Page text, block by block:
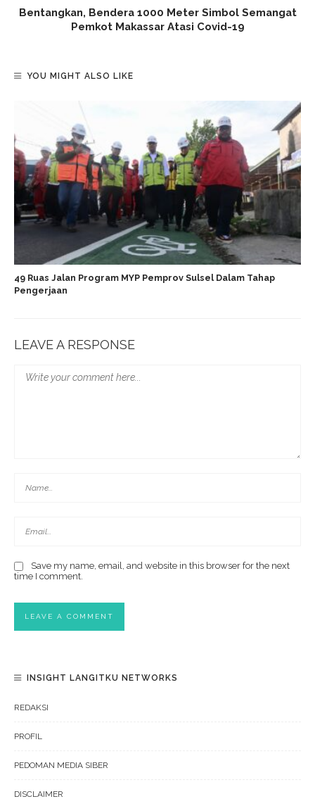
Bentangkan, Bendera 1000 Meter Simbol Semangat
Pemkot Makassar Atasi Covid-19
YOU MIGHT ALSO LIKE
49 Ruas Jalan Program MYP Pemprov Sulsel Dalam Tahap
Pengerjaan
LEAVE A RESPONSE
Save my name, email, and website in this browser for the next
time I comment.
INSIGHT LANGITKU NETWORKS
REDAKSI
PROFIL
PEDOMAN MEDIA SIBER
DISCLAIMER